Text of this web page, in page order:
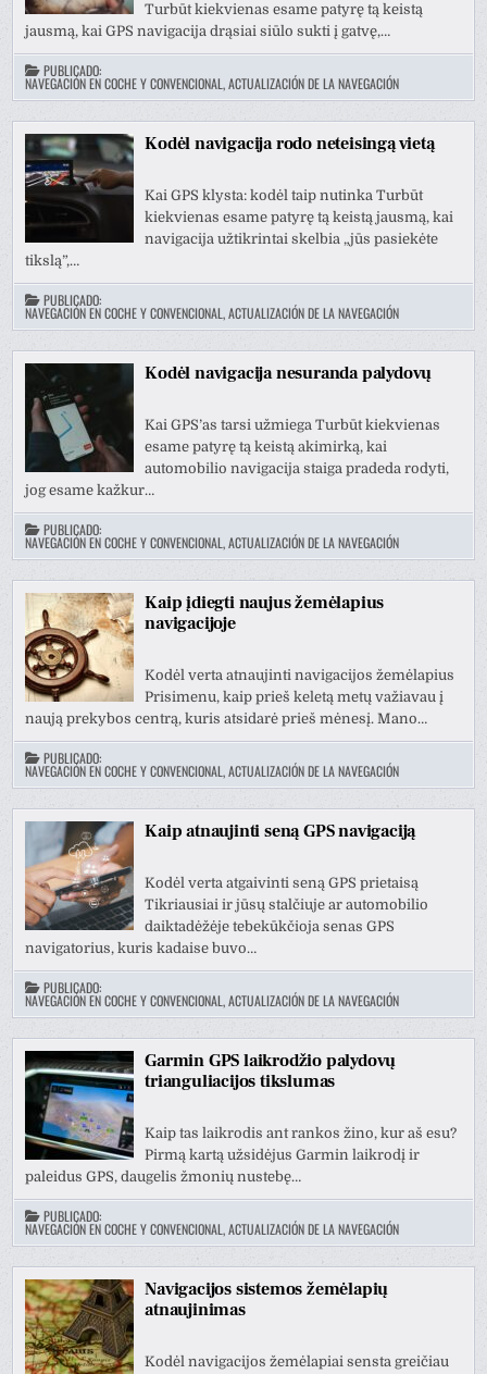
Turbūt kiekvienas esame patyrę tą keistą
jausmą, kai GPS navigacija drąsiai siūlo sukti į gatvę,…
PUBLICADO:
NAVEGACIÓN EN COCHE Y CONVENCIONAL, ACTUALIZACIÓN DE LA NAVEGACIÓN
Kodėl navigacija rodo neteisingą vietą
Kai GPS klysta: kodėl taip nutinka Turbūt
kiekvienas esame patyrę tą keistą jausmą, kai
navigacija užtikrintai skelbia „jūs pasiekėte
tikslą”,…
PUBLICADO:
NAVEGACIÓN EN COCHE Y CONVENCIONAL, ACTUALIZACIÓN DE LA NAVEGACIÓN
Kodėl navigacija nesuranda palydovų
Kai GPS’as tarsi užmiega Turbūt kiekvienas
esame patyrę tą keistą akimirką, kai
automobilio navigacija staiga pradeda rodyti,
jog esame kažkur…
PUBLICADO:
NAVEGACIÓN EN COCHE Y CONVENCIONAL, ACTUALIZACIÓN DE LA NAVEGACIÓN
Kaip įdiegti naujus žemėlapius
navigacijoje
Kodėl verta atnaujinti navigacijos žemėlapius
Prisimenu, kaip prieš keletą metų važiavau į
naują prekybos centrą, kuris atsidarė prieš mėnesį. Mano…
PUBLICADO:
NAVEGACIÓN EN COCHE Y CONVENCIONAL, ACTUALIZACIÓN DE LA NAVEGACIÓN
Kaip atnaujinti seną GPS navigaciją
Kodėl verta atgaivinti seną GPS prietaisą
Tikriausiai ir jūsų stalčiuje ar automobilio
daiktadėžėje tebekūkčioja senas GPS
navigatorius, kuris kadaise buvo…
PUBLICADO:
NAVEGACIÓN EN COCHE Y CONVENCIONAL, ACTUALIZACIÓN DE LA NAVEGACIÓN
Garmin GPS laikrodžio palydovų
trianguliacijos tikslumas
Kaip tas laikrodis ant rankos žino, kur aš esu?
Pirmą kartą užsidėjus Garmin laikrodį ir
paleidus GPS, daugelis žmonių nustebę…
PUBLICADO:
NAVEGACIÓN EN COCHE Y CONVENCIONAL, ACTUALIZACIÓN DE LA NAVEGACIÓN
Navigacijos sistemos žemėlapių
atnaujinimas
Kodėl navigacijos žemėlapiai sensta greičiau